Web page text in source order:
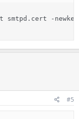
smtpd.cert -
#5